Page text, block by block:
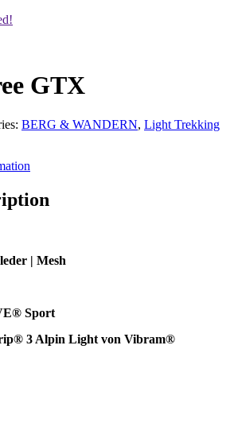
GTX
BERG & WANDERN, Light Trekking
| Mesh
Sport
3 Alpin Light von Vibram®